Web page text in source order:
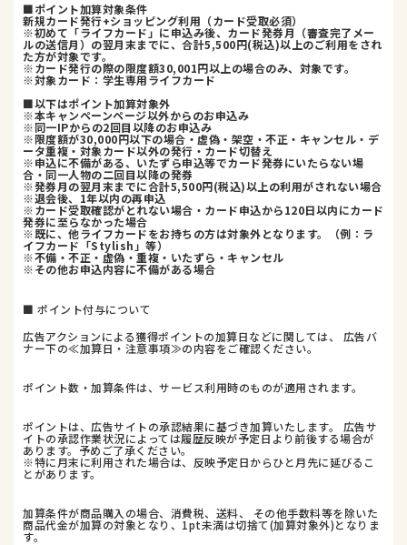
■ポイント加算対象条件
新規カード発行+ショッピング利用（カード受取必須）
※初めて「ライフカード」に申込み後、カード発券月（審査完了メー
ルの送信月）の翌月末までに、合計5,500円(税込)以上のご利用をされ
た方が対象です。
※カード発行の際の限度額30,001円以上の場合のみ、対象です。
※対象カード：学生専用ライフカード
■以下はポイント加算対象外
※本キャンペーンページ以外からのお申込み
※同一IPからの2回目以降のお申込み
※限度額が30,000円以下の場合・虚偽・架空・不正・キャンセル・デ
ータ重複・対象カード以外の発行・カード切替え
※申込に不備がある、いたずら申込等でカード発券にいたらない場
合・同一人物の二回目以降の発券
※発券月の翌月末までに合計5,500円(税込)以上の利用がされない場合
※退会後、1年以内の再申込
※カード受取確認がとれない場合・カード申込から120日以内にカード
発券に至らなかった場合
※既に、他ライフカードをお持ちの方は対象外となります。（例：ラ
イフカード「Stylish」等）
※不備・不正・虚偽・重複・いたずら・キャンセル
※その他お申込内容に不備がある場合
■ ポイント付与について
広告アクションによる獲得ポイントの加算日などに関しては、 広告バ
ナー下の≪加算日・注意事項≫の内容をご確認ください。
ポイント数・加算条件は、サービス利用時のものが適用されます。
ポイントは、広告サイトの承認結果に基づき加算いたします。 広告サ
イトの承認作業状況によっては履歴反映が予定日より前後する場合が
あります。予めご了承ください。
※特に月末に利用された場合は、反映予定日からひと月先に延びるこ
とがあります。
加算条件が商品購入の場合、消費税、送料、 その他手数料等を除いた
商品代金が加算の対象となり、1pt未満は切捨て(加算対象外)となりま
す。